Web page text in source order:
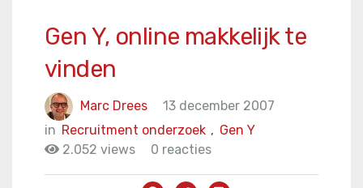
Gen Y, online makkelijk te
vinden
Marc Drees
13 december 2007
in
Gen Y
Recruitment onderzoek ,
2.052 views
0 reacties